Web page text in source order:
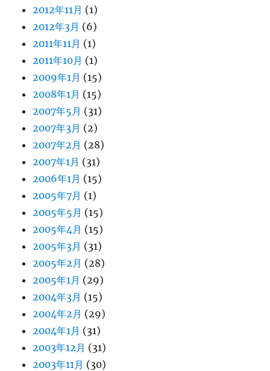
2012年11月 (1)
2012年3月 (6)
2011年11月 (1)
2011年10月 (1)
2009年1月 (15)
2008年1月 (15)
2007年5月 (31)
2007年3月 (2)
2007年2月 (28)
2007年1月 (31)
2006年1月 (15)
2005年7月 (1)
2005年5月 (15)
2005年4月 (15)
2005年3月 (31)
2005年2月 (28)
2005年1月 (29)
2004年3月 (15)
2004年2月 (29)
2004年1月 (31)
2003年12月 (31)
2003年11月 (30)